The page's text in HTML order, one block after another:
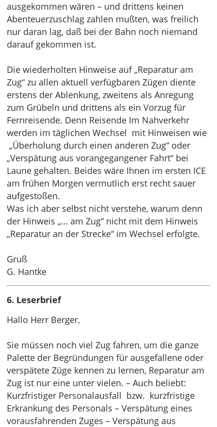
ausgekommen wären – und drittens keinen
Abenteuerzuschlag zahlen mußten, was freilich
nur daran lag, daß bei der Bahn noch niemand
darauf gekommen ist.
Die wiederholten Hinweise auf „Reparatur am
Zug“ zu allen aktuell verfügbaren Zügen diente
erstens der Ablenkung, zweitens als Anregung
zum Grübeln und drittens als ein Vorzug für
Fernreisende. Denn Reisende Im Nahverkehr
werden im täglichen Wechsel mit Hinweisen wie
„Überholung durch einen anderen Zug“ oder
„Verspätung aus vorangegangener Fahrt“ bei
Laune gehalten. Beides wäre Ihnen im ersten ICE
am frühen Morgen vermutlich erst recht sauer
aufgestoßen.
Was ich aber selbst nicht verstehe, warum denn
der Hinweis „… am Zug“ nicht mit dem Hinweis
„Reparatur an der Strecke“ im Wechsel erfolgte.
Gruß
G. Hantke
6. Leserbrief
Hallo Herr Berger,
Sie müssen noch viel Zug fahren, um die ganze
Palette der Begründungen für ausgefallene oder
verspätete Züge kennen zu lernen, Reparatur am
Zug ist nur eine unter vielen. – Auch beliebt:
Kurzfristiger Personalausfall bzw. kurzfristige
Erkrankung des Personals – Verspätung eines
vorausfahrenden Zuges – Verspätung aus